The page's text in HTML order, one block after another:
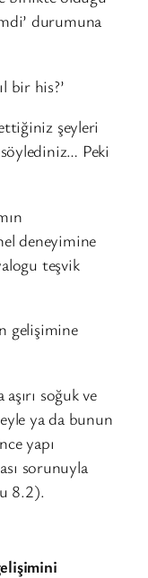
durumuna
bir his?’
şeyleri
Peki
deneyimine
teşvik
gelişimine
soğuk ve
ya da bunun
yapı
sorunuyla
8.2).